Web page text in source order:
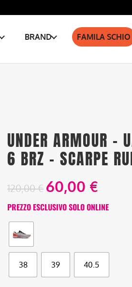
BRAND FAMILA SCHIO
UNDER ARMOUR –
6 BRZ – SCARPE
120,00€ 60,00 €
PREZZO ESCLUSIVO SOLO ONLINE
38 39 40.5